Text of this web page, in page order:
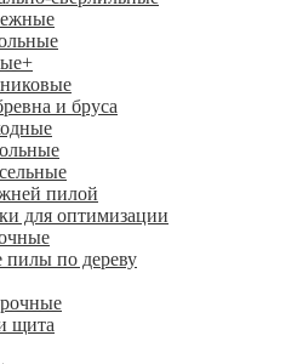
+
и бруса
пилой
для оптимизации
по дереву
щита